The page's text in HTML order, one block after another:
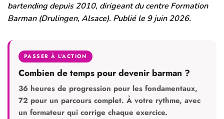
bartending depuis 2010, dirigeant du centre Formation
Barman (Drulingen, Alsace). Publié le 9 juin 2026.
PASSER À L’ACTION
Combien de temps pour devenir barman ?
36 heures de progression pour les fondamentaux,
72 pour un parcours complet. À votre rythme, avec
un formateur qui corrige chaque exercice.